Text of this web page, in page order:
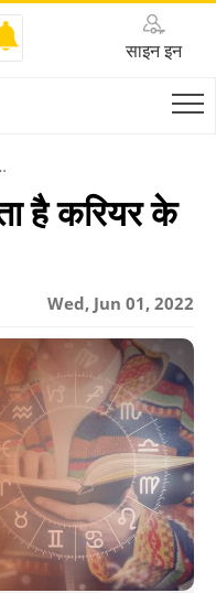
साइन इन
Right Career
है करियर के
Wed, Jun 01, 2022